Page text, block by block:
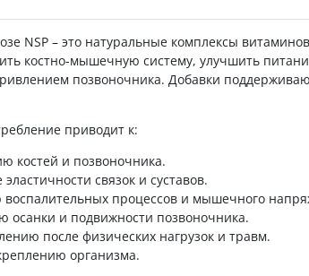
NSP – это натуральные комплексы
костно-мышечную систему, улучшить
позвоночника. Добавки
приводит к:
костей и позвоночника.
связок и суставов.
процессов и мышечного
осанки и подвижности позвоночника.
после физических нагрузок и травм.
организма.